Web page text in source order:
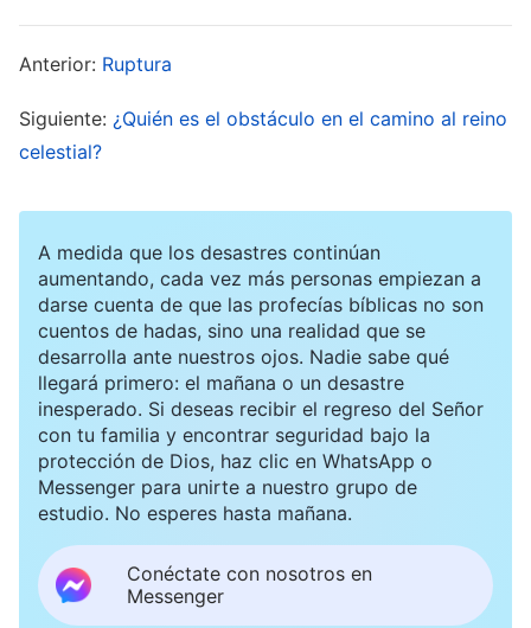
también ella empezó a creer en Dios
Todopoderoso. Esto me desconcertó
enormemente: esta hermana era formal y
hecho, comenzara a creer en Dios
Todopoderoso? ¿Tanto es el poder real de la
palabra de Dios Todopoderoso? ¿Acaso la
palabra de Dios Todopoderoso puede sostener
de verdad la vida humana? No obstante, en
cuanto recordé las palabras del padre y los
feligreses contra Dios Todopoderoso, así como
la oposición y condena que había visto en
Internet hacia la Iglesia de Dios Todopoderoso,
volví a sentir miedo en mi corazón y ya no seguí
Anterior: Ruptura
Siguiente: ¿Quién es el obstáculo en el camino al reino
celestial?
A medida que los desastres continúan
aumentando, cada vez más personas empiezan a
darse cuenta de que las profecías bíblicas no son
cuentos de hadas, sino una realidad que se
desarrolla ante nuestros ojos. Nadie sabe qué
llegará primero: el mañana o un desastre
inesperado. Si deseas recibir el regreso del Señor
con tu familia y encontrar seguridad bajo la
protección de Dios, haz clic en WhatsApp o
Messenger para unirte a nuestro grupo de
estudio. No esperes hasta mañana.
Conéctate con nosotros en
Messenger